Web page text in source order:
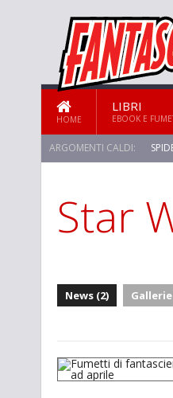
HOME
LIBRI
EBOOK E
ARGOMENTI CALDI:
Star
News (2) Gallerie